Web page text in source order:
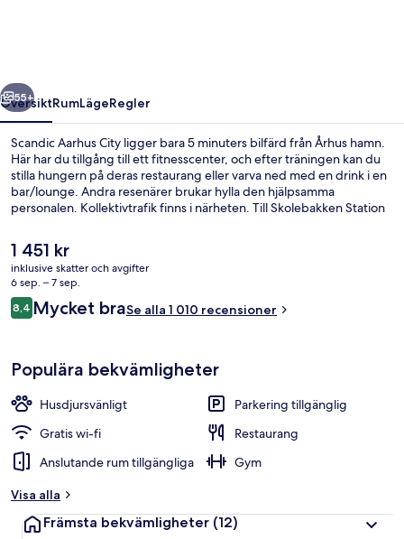
Nästa
55+
ÖversiktRumLägeRegler
Scandic Aarhus City ligger bara 5 minuters bilfärd från Århus hamn.
Här har du tillgång till ett fitnesscenter, och efter träningen kan du
stilla hungern på deras restaurang eller varva ned med en drink i en
bar/lounge. Andra resenärer brukar hylla den hjälpsamma
personalen. Kollektivtrafik finns i närheten. Till Skolebakken Station
Det
nuvarande
priset
är
1 451 kr
1 451 kr
inklusive skatter och avgifter
6 sep. – 7 sep.
Recensioner
8,48,4 av 10,
Mycket braSe alla 1 010 recensioner
Populära bekvämligheter
Husdjursvänligt
Parkering tillgänglig
Gratis wi-fi
Restaurang
Anslutande rum tillgängliga
Gym
Visa alla
Främsta bekvämligheter (12)